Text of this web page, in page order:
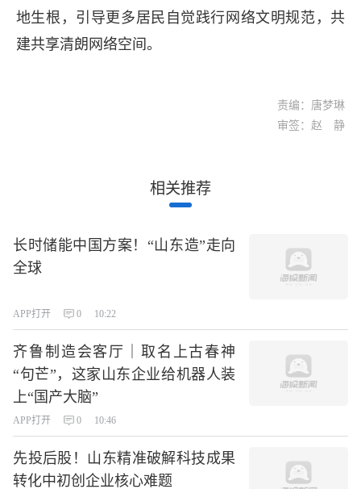
地生根，引导更多居民自觉践行网络文明规范，共
建共享清朗网络空间。
责编：唐梦琳
审签：赵 静
相关推荐
长时储能中国方案！“山东造”走向
全球
APP打开 0 10:22
齐鲁制造会客厅｜取名上古春神
“句芒”，这家山东企业给机器人装
上“国产大脑”
APP打开 0 10:46
先投后股！山东精准破解科技成果
转化中初创企业核心难题